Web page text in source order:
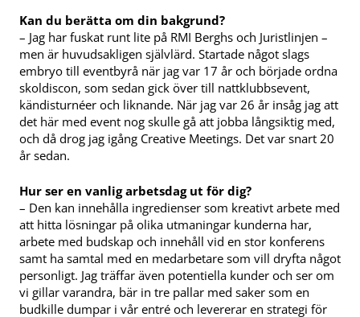
Kan du berätta om din bakgrund?
– Jag har fuskat runt lite på RMI Berghs och Juristlinjen –
men är huvudsakligen självlärd. Startade något slags
embryo till eventbyrå när jag var 17 år och började ordna
skoldiscon, som sedan gick över till nattklubbsevent,
kändisturnéer och liknande. När jag var 26 år insåg jag att
det här med event nog skulle gå att jobba långsiktig med,
och då drog jag igång Creative Meetings. Det var snart 20
år sedan.
Hur ser en vanlig arbetsdag ut för dig?
– Den kan innehålla ingredienser som kreativt arbete med
att hitta lösningar på olika utmaningar kunderna har,
arbete med budskap och innehåll vid en stor konferens
samt ha samtal med en medarbetare som vill dryfta något
personligt. Jag träffar även potentiella kunder och ser om
vi gillar varandra, bär in tre pallar med saker som en
budkille dumpar i vår entré och levererar en strategi för